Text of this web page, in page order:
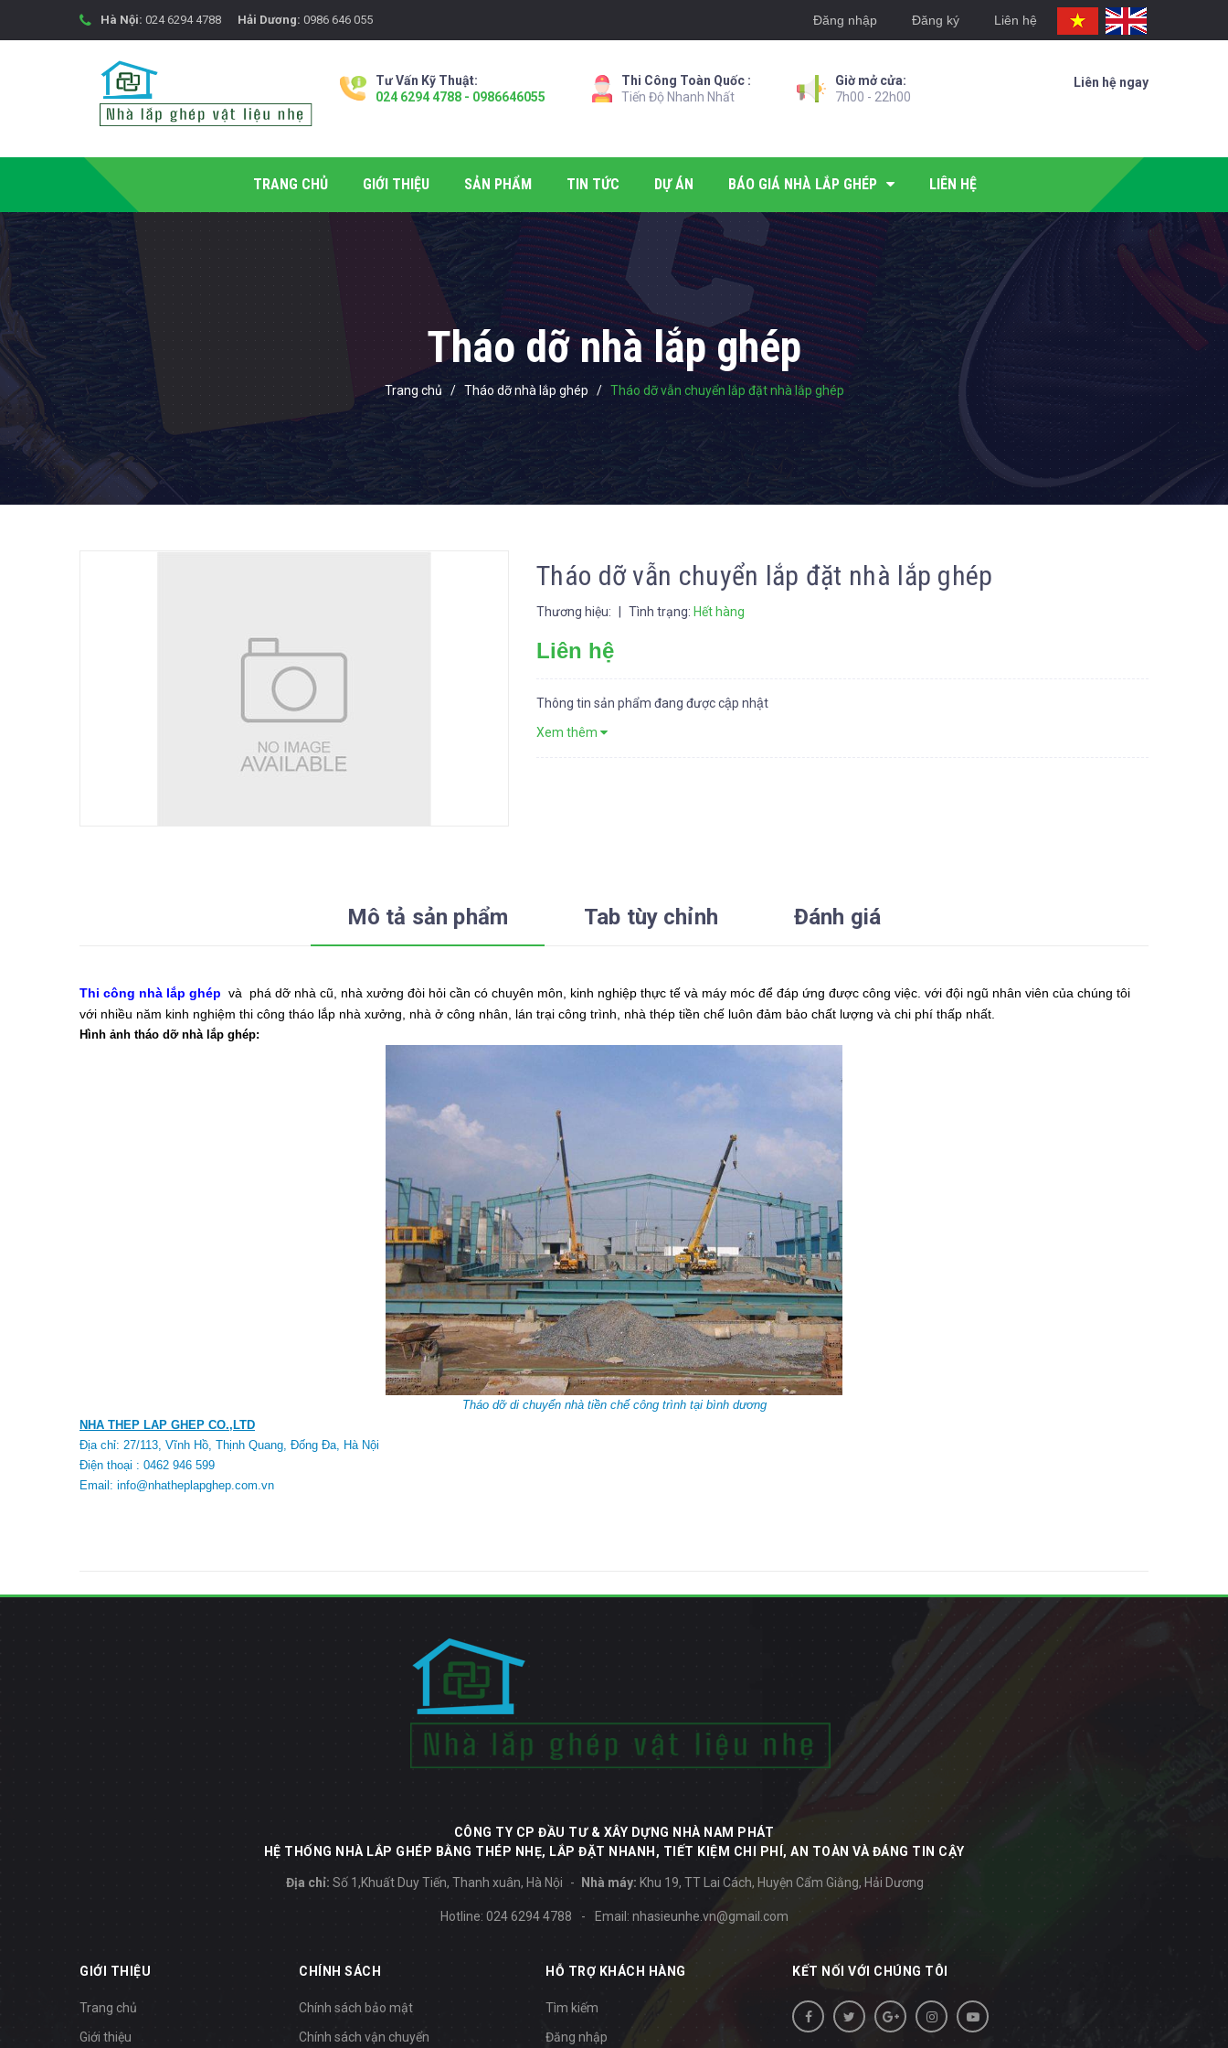
Hà Nội: 024 6294 4788 Hải Dương: 0986 646 055 Đăng nhập Đăng ký Liên hệ
Tư Vấn Kỹ Thuật:
024 6294 4788 - 0986646055
Thi Công Toàn Quốc :
Tiến Độ Nhanh Nhất
Giờ mở cửa:
7h00 - 22h00
Liên hệ ngay
TRANG CHỦ GIỚI THIỆU SẢN PHẨM TIN TỨC DỰ ÁN BÁO GIÁ NHÀ LẮP GHÉP LIÊN HỆ
Tháo dỡ nhà lắp ghép
Trang chủ / Tháo dỡ nhà lắp ghép / Tháo dỡ vẫn chuyển lắp đặt nhà lắp ghép
Tháo dỡ vẫn chuyển lắp đặt nhà lắp ghép
Thương hiệu: Tình trạng: Hết hàng
Liên hệ
Thông tin sản phẩm đang được cập nhật
Xem thêm
Mô tả sản phẩm Tab tùy chỉnh Đánh giá
Thi công nhà lắp ghép và phá dỡ nhà cũ, nhà xưởng đòi hỏi cần có chuyên môn, kinh nghiệp thực tế và máy móc để đáp ứng được công việc. với đội ngũ nhân viên của chúng tôi
với nhiều năm kinh nghiệm thi công tháo lắp nhà xưởng, nhà ở công nhân, lán trại công trình, nhà thép tiền chế luôn đảm bảo chất lượng và chi phí thấp nhất.
Hình ảnh tháo dỡ nhà lắp ghép:
Tháo dỡ di chuyển nhà tiền chế công trình tại bình dương
NHA THEP LAP GHEP CO.,LTD
Địa chỉ: 27/113, Vĩnh Hồ, Thịnh Quang, Đống Đa, Hà Nội
Điện thoại : 0462 946 599
Email: info@nhatheplapghep.com.vn
CÔNG TY CP ĐẦU TƯ & XÂY DỰNG NHÀ NAM PHÁT
HỆ THỐNG NHÀ LẮP GHÉP BẰNG THÉP NHẸ, LẮP ĐẶT NHANH, TIẾT KIỆM CHI PHÍ, AN TOÀN VÀ ĐÁNG TIN CẬY
Địa chỉ: Số 1,Khuất Duy Tiến, Thanh xuân, Hà Nội Nhà máy: Khu 19, TT Lai Cách, Huyện Cẩm Giằng, Hải Dương
Hotline: 024 6294 4788 - Email: nhasieunhe.vn@gmail.com
GIỚI THIỆU
Trang chủ
Giới thiệu
CHÍNH SÁCH
Chính sách bảo mật
Chính sách vận chuyển
HỖ TRỢ KHÁCH HÀNG
Tìm kiếm
Đăng nhập
KẾT NỐI VỚI CHÚNG TÔI